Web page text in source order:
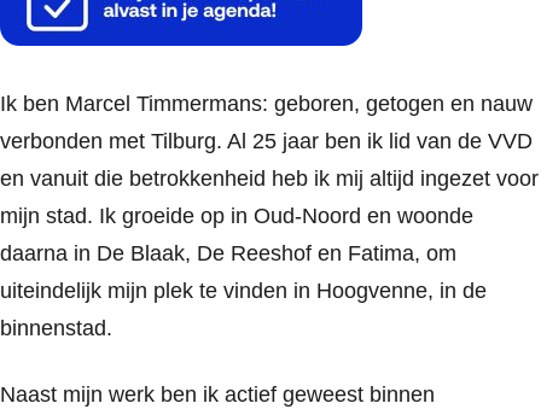
Ik ben Marcel Timmermans: geboren, getogen en nauw
verbonden met Tilburg. Al 25 jaar ben ik lid van de VVD
en vanuit die betrokkenheid heb ik mij altijd ingezet voor
mijn stad. Ik groeide op in Oud-Noord en woonde
daarna in De Blaak, De Reeshof en Fatima, om
uiteindelijk mijn plek te vinden in Hoogvenne, in de
binnenstad.
Naast mijn werk ben ik actief geweest binnen